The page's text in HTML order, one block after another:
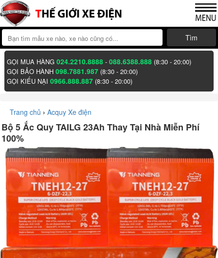
Tìm
GỌI MUA HÀNG024.2210.8888 -088.6388.888 (8:30 - 20:00)
GỌI BẢO HÀNH098.7881.987 (8:30 - 20:00)
GỌI KIẾU NẠI0966.888.887 (8:30 - 20:00)
Trang chủ › Acquy Xe điện
Bộ 5 Ắc Quy TAILG 23Ah Thay Tại Nhà Miễn Phí
100%